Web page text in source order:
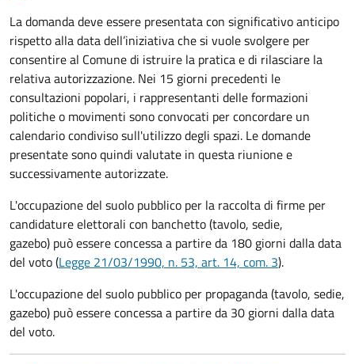
La domanda deve essere presentata con significativo anticipo
rispetto alla data dell’iniziativa che si vuole svolgere per
consentire al Comune di istruire la pratica e di rilasciare la
relativa autorizzazione. Nei 15 giorni precedenti le
consultazioni popolari, i rappresentanti delle formazioni
politiche o movimenti sono convocati per concordare un
calendario condiviso sull'utilizzo degli spazi. Le domande
presentate sono quindi valutate in questa riunione e
successivamente autorizzate.
L'occupazione del suolo pubblico per la raccolta di firme per
candidature elettorali con banchetto (tavolo, sedie,
gazebo) può essere concessa a partire da 180 giorni dalla data
del voto (Legge 21/03/1990, n. 53, art. 14, com. 3).
L'occupazione del suolo pubblico per propaganda (tavolo, sedie,
gazebo) può essere concessa a partire da 30 giorni dalla data
del voto.